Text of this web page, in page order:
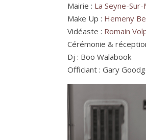
Mairie : La Seyne-
Make Up : Hemeny
Vidéaste : Romain
Cérémonie &
Dj : Boo Walabook
Officiant : Gary